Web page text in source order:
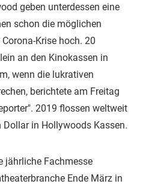
geben unterdessen eine
schon die möglichen
Krise hoch. 20
an den Kinokassen in
wenn die lukrativen
berichtete am Freitag
2019 flossen weltweit
in Hollywoods Kassen.
jährliche Fachmesse
Ende März in